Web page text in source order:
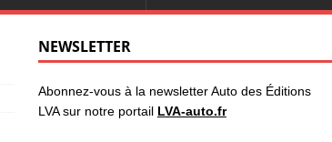
NEWSLETTER
Abonnez-vous à la newsletter Auto des Éditions
LVA sur notre portail LVA-auto.fr